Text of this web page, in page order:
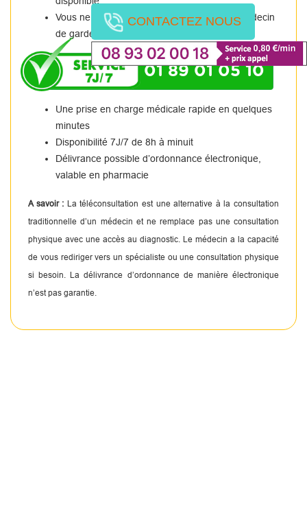
CONTACTEZ NOUS
Vous ne pouvez pas vous rendre chez un médecin
de garde.
01 89 01 05 10
Une prise en charge médicale rapide en quelques
minutes
Disponibilité 7J/7 de 8h à minuit
Délivrance possible d’ordonnance électronique,
valable en pharmacie
A savoir : La téléconsultation est une alternative à la consultation
traditionnelle d’un médecin et ne remplace pas une consultation
physique avec une accès au diagnostic. Le médecin a la capacité
de vous rediriger vers un spécialiste ou une consultation physique
si besoin. La délivrance d’ordonnance de manière électronique
n’est pas garantie.